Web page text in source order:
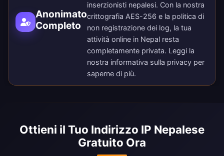
Anonimato
Completo
inserzionisti nepalesi. Con la nostra
crittografia AES-256 e la politica di
non registrazione dei log, la tua
attività online in Nepal resta
completamente privata. Leggi la
nostra informativa sulla privacy per
saperne di più.
Ottieni il Tuo Indirizzo IP Nepalese
Gratuito Ora